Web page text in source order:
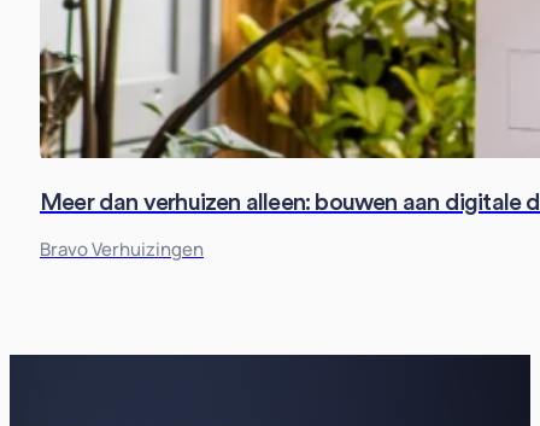
Meer dan verhuizen alleen: bouwen aan digitale
Bravo Verhuizingen